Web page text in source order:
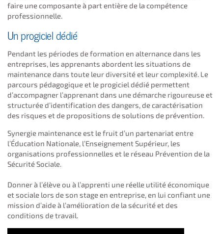
faire une composante à part entière de la compétence
professionnelle.
Un progiciel dédié
Pendant les périodes de formation en alternance dans les
entreprises, les apprenants abordent les situations de
maintenance dans toute leur diversité et leur complexité. Le
parcours pédagogique et le progiciel dédié permettent
d’accompagner l’apprenant dans une démarche rigoureuse et
structurée d’identification des dangers, de caractérisation
des risques et de propositions de solutions de prévention.
Synergie maintenance est le fruit d’un partenariat entre
l’Éducation Nationale, l’Enseignement Supérieur, les
organisations professionnelles et le réseau Prévention de la
Sécurité Sociale.
Donner à l’élève ou à l’apprenti une réelle utilité économique
et sociale lors de son stage en entreprise, en lui confiant une
mission d’aide à l’amélioration de la sécurité et des
conditions de travail.